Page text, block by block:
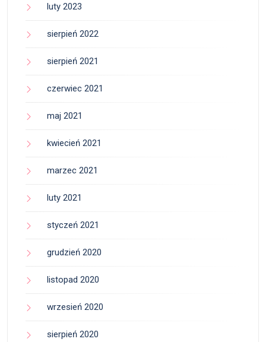
luty 2023
sierpień 2022
sierpień 2021
czerwiec 2021
maj 2021
kwiecień 2021
marzec 2021
luty 2021
styczeń 2021
grudzień 2020
listopad 2020
wrzesień 2020
sierpień 2020